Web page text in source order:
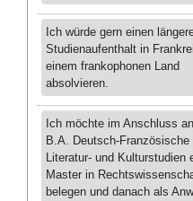
Ich würde gern einen
Studienaufenthalt in
einem frankophonen Land
absolvieren.
Ich möchte im Anschluss
B.A. Deutsch-Französische
Literatur- und Kulturstudien
Master in
belegen und danach als